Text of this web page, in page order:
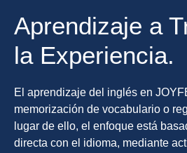
Aprendizaje a
la Experiencia.
El aprendizaje del inglés en
memorización de vocabulario o
lugar de ello, el enfoque está
directa con el idioma, mediante